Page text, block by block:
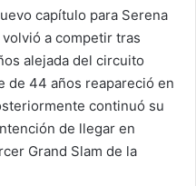
capítulo para Serena
a competir tras
alejada del circuito
de 44 años reapareció en
continuó su
de llegar en
Grand Slam de la